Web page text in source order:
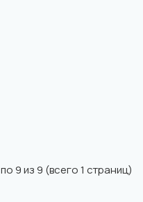
9 из 9 (всего 1 страниц)